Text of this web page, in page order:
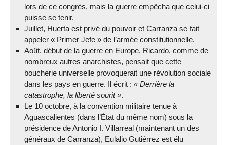
lors de ce congrès, mais la guerre empêcha que celui-ci
puisse se tenir.
Juillet, Huerta est privé du pouvoir et Carranza se fait
appeler « Primer Jefe » de l’armée constitutionnelle.
Août. début de la guerre en Europe, Ricardo, comme de
nombreux autres anarchistes, pensait que cette
boucherie universelle provoquerait une révolution sociale
dans les pays en guerre. Il écrit :
Derrière la
catastrophe, la liberté sourit
.
Le 10 octobre, à la convention militaire tenue à
Aguascalientes (dans l’État du même nom) sous la
présidence de Antonio I. Villarreal (maintenant un des
généraux de Carranza), Eulalio Gutiérrez est élu